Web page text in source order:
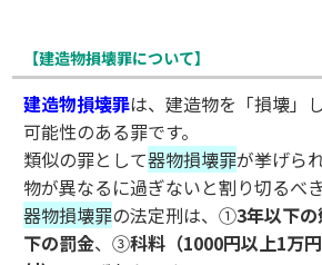
【建造物損壊罪について】
建造物損壊罪は、建造物を「損壊」
可能性のある罪です。
類似の罪として器物損壊罪が挙げら
物が異なるに過ぎないと割り切るべ
器物損壊罪の法定刑は、①3年以下
下の罰金、③科料（1000円以上1万